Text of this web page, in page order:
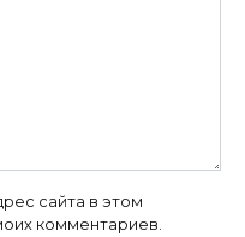
сайта в этом
комментариев.